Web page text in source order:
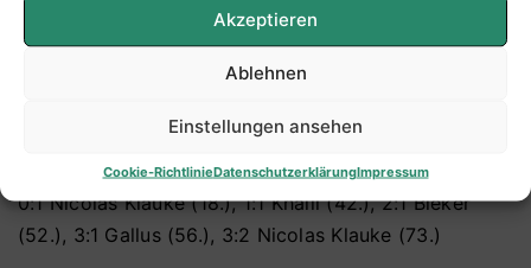
Akzeptieren
Ablehnen
Einstellungen ansehen
Cookie-RichtlinieDatenschutzerklärungImpressum
Nicolas Klauke war nach Freistoß von Kilian Cremer
0:1 Nicolas Klauke (18.), 1:1 Khalil (42.), 2:1 Bieker
(52.), 3:1 Gallus (56.), 3:2 Nicolas Klauke (73.)